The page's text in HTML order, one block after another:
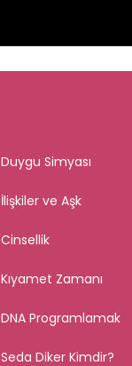
Duygu Simyası
İlişkiler ve Aşk
Cinsellik
Kıyamet Zamanı
DNA Programlamak
Seda Diker Kimdir?